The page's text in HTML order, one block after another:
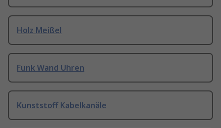
Holz Meißel
Funk Wand Uhren
Kunststoff Kabelkanäle